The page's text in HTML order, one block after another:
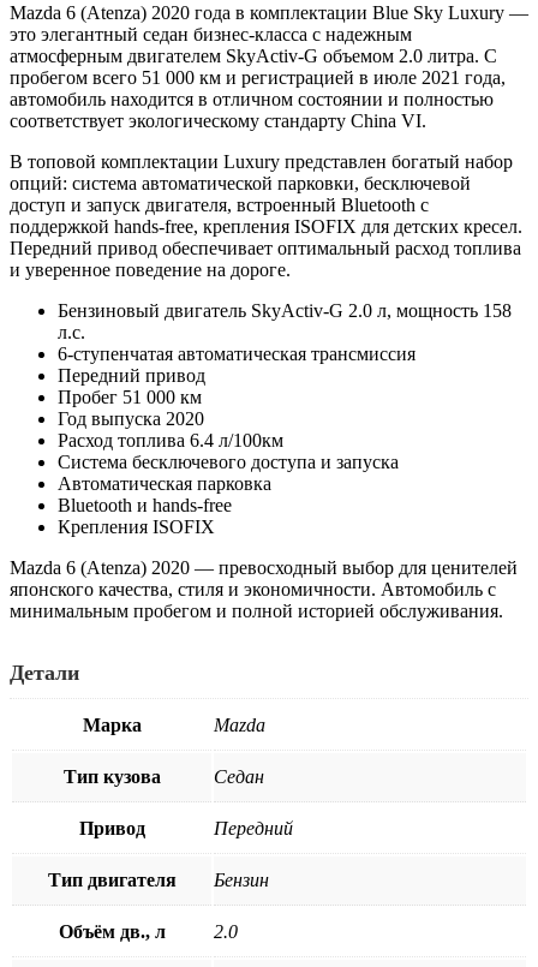
Mazda 6 (Atenza) 2020 года в комплектации Blue Sky Luxury —
это элегантный седан бизнес-класса с надежным
атмосферным двигателем SkyActiv-G объемом 2.0 литра. С
пробегом всего 51 000 км и регистрацией в июле 2021 года,
автомобиль находится в отличном состоянии и полностью
соответствует экологическому стандарту China VI.
В топовой комплектации Luxury представлен богатый набор
опций: система автоматической парковки, бесключевой
доступ и запуск двигателя, встроенный Bluetooth с
поддержкой hands-free, крепления ISOFIX для детских кресел.
Передний привод обеспечивает оптимальный расход топлива
и уверенное поведение на дороге.
Бензиновый двигатель SkyActiv-G 2.0 л, мощность 158
л.с.
6-ступенчатая автоматическая трансмиссия
Передний привод
Пробег 51 000 км
Год выпуска 2020
Расход топлива 6.4 л/100км
Система бесключевого доступа и запуска
Автоматическая парковка
Bluetooth и hands-free
Крепления ISOFIX
Mazda 6 (Atenza) 2020 — превосходный выбор для ценителей
японского качества, стиля и экономичности. Автомобиль с
минимальным пробегом и полной историей обслуживания.
Детали
Марка Mazda
Тип кузова Седан
Привод Передний
Тип двигателя Бензин
Объём дв., л 2.0